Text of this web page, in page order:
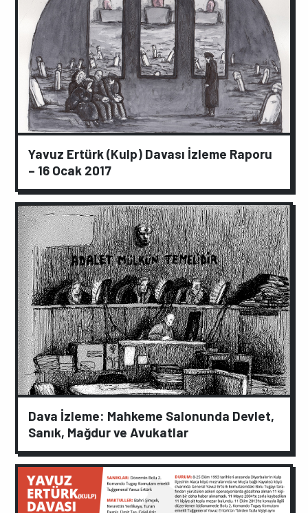
Yavuz Ertürk (Kulp) Davası İzleme Raporu
– 16 Ocak 2017
Dava İzleme: Mahkeme Salonunda Devlet,
Sanık, Mağdur ve Avukatlar